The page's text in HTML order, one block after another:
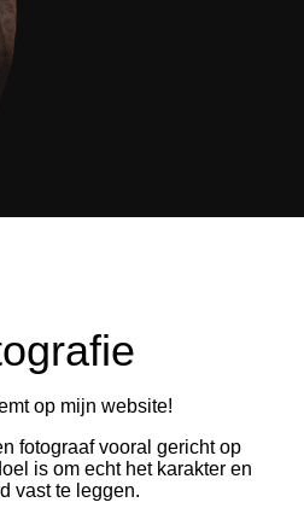
op mijn website!
fotograaf vooral gericht op
is om echt het karakter en
vast te leggen.